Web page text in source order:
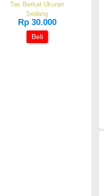
Tas Berkat Ukuran
Sedang
Rp 30.000
Beli